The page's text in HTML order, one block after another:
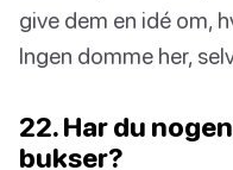
give dem en idé om,
Ingen domme her,
22. Har du
bukser?